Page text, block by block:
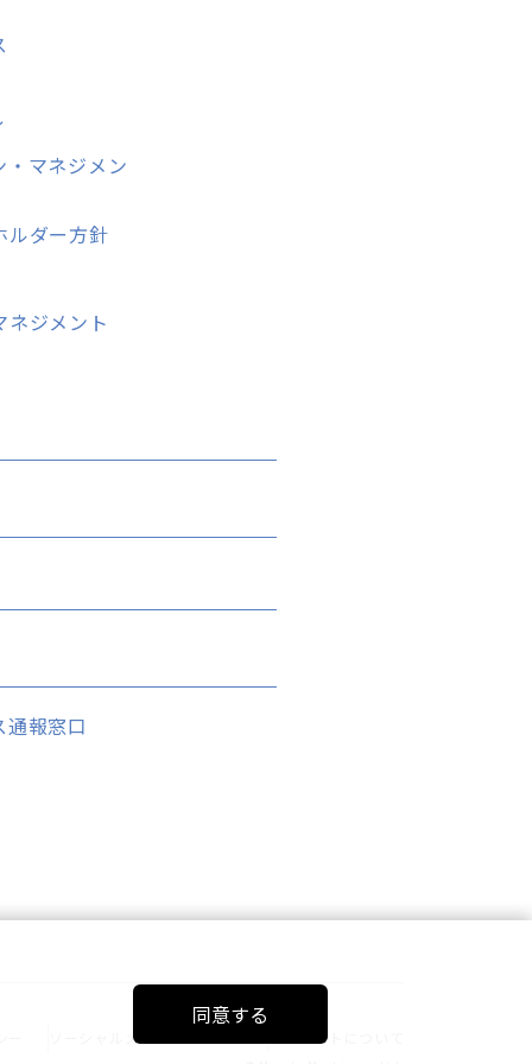
マネジメン
ルダー方針
ネジメント
報窓口
ソーシャルメディアポリシー このサイトについて
同意する